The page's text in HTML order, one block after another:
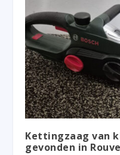
Kettingzaag van
gevonden in